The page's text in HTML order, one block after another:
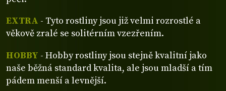
EXTRA - Tyto rostliny jsou již velmi rozrostlé a
věkově zralé se solitérním vzezřením.
HOBBY - Hobby rostliny jsou stejně kvalitní jako
naše běžná standard kvalita, ale jsou mladší a tím
pádem menší a levnější.